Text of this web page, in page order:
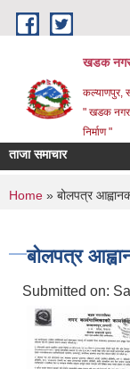
Skip to main content
खडक
कल्याणपुर,
" खडक
निर्माण "
ताजा समाचार
You are
Home » बोलपत्र
बोलपत्र
Submitted on: